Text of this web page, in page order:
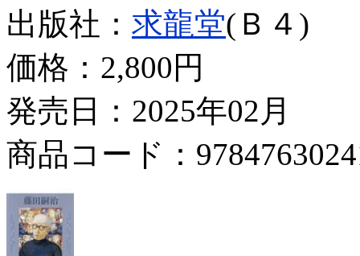
出版社： 求龍堂(Ｂ４)
価格： 2,800円
発売日：2025年02月
商品コード：